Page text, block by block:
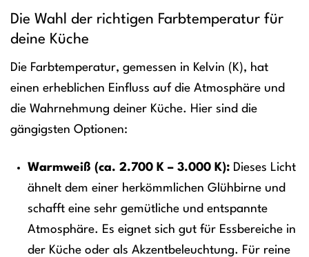
Die Wahl der richtigen Farbtemperatur für
deine Küche
Die Farbtemperatur, gemessen in Kelvin (K), hat
einen erheblichen Einfluss auf die Atmosphäre und
die Wahrnehmung deiner Küche. Hier sind die
gängigsten Optionen:
Warmweiß (ca. 2.700 K – 3.000 K):Dieses Licht
ähnelt dem einer herkömmlichen Glühbirne und
schafft eine sehr gemütliche und entspannte
Atmosphäre. Es eignet sich gut für Essbereiche in
der Küche oder als Akzentbeleuchtung. Für reine